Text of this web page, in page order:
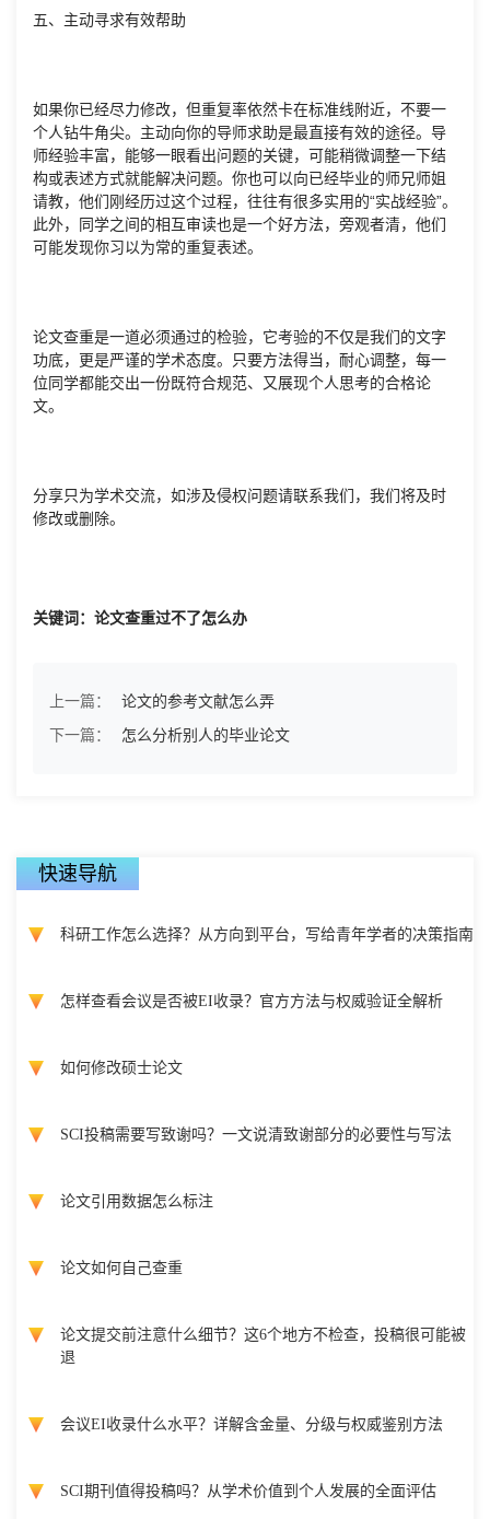
五、主动寻求有效帮助
如果你已经尽力修改，但重复率依然卡在标准线附近，不要一
个人钻牛角尖。主动向你的导师求助是最直接有效的途径。导
师经验丰富，能够一眼看出问题的关键，可能稍微调整一下结
构或表述方式就能解决问题。你也可以向已经毕业的师兄师姐
请教，他们刚经历过这个过程，往往有很多实用的“实战经验”。
此外，同学之间的相互审读也是一个好方法，旁观者清，他们
可能发现你习以为常的重复表述。
论文查重是一道必须通过的检验，它考验的不仅是我们的文字
功底，更是严谨的学术态度。只要方法得当，耐心调整，每一
位同学都能交出一份既符合规范、又展现个人思考的合格论
文。
分享只为学术交流，如涉及侵权问题请联系我们，我们将及时
修改或删除。
关键词：论文查重过不了怎么办
上一篇：
论文的参考文献怎么弄
下一篇：
怎么分析别人的毕业论文
快速导航
科研工作怎么选择？从方向到平台，写给青年学者的决策指南
怎样查看会议是否被EI收录？官方方法与权威验证全解析
如何修改硕士论文
SCI投稿需要写致谢吗？一文说清致谢部分的必要性与写法
论文引用数据怎么标注
论文如何自己查重
论文提交前注意什么细节？这6个地方不检查，投稿很可能被
退
会议EI收录什么水平？详解含金量、分级与权威鉴别方法
SCI期刊值得投稿吗？从学术价值到个人发展的全面评估